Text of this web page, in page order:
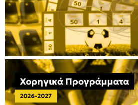
Χορηγικά Προγράμματα
2026-2027